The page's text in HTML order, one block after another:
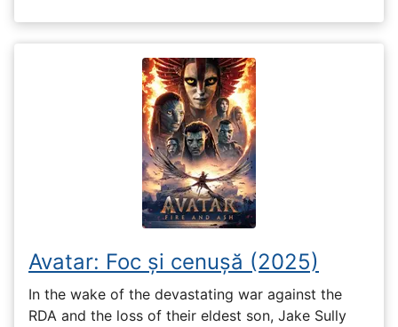
Avatar: Foc și cenușă (2025)
In the wake of the devastating war against the
RDA and the loss of their eldest son, Jake Sully